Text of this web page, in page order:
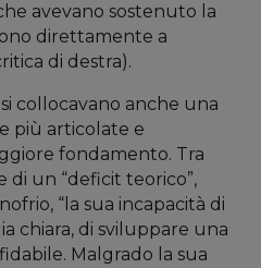
avevano sostenuto la
direttamente a
di destra).
collocavano anche una
più articolate e
fondamento. Tra
un “deficit teorico”,
“la sua incapacità di
chiara, di sviluppare una
Malgrado la sua